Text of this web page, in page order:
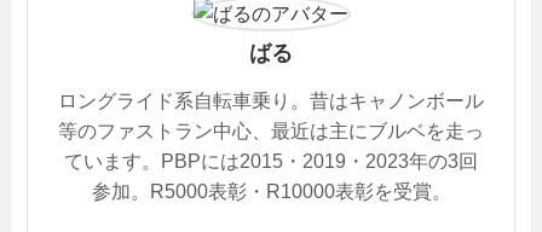
ばる
ロングライド系自転車乗り。昔はキャノンボール
等のファストラン中心、最近は主にブルベを走っ
ています。PBPには2015・2019・2023年の3回
参加。R5000表彰・R10000表彰を受賞。